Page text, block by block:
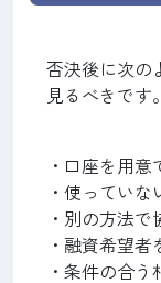
否決後に次の
見るべきです。
・口座を用
・使ってい
・別の方法
・融資希望
・条件の合